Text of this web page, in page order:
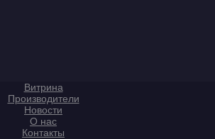
Витрина
Производители
Новости
О нас
Контакты